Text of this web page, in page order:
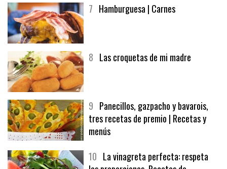
9Panecillos, gazpacho y bavarois,
tres recetas de premio | Recetas y
menús